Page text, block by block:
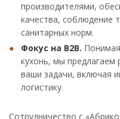
производителями,
качества, соблюдение
санитарных норм.
Фокус на B2B.
кухонь, мы
ваши задачи, включая
логистику.
Сотрудничество с